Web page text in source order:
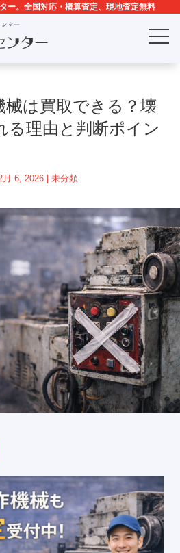
ー。全国対応・概算査定、現地査定無料
械は買取できる？壊
る理由と判断ポイン
月 6, 2026 未分類